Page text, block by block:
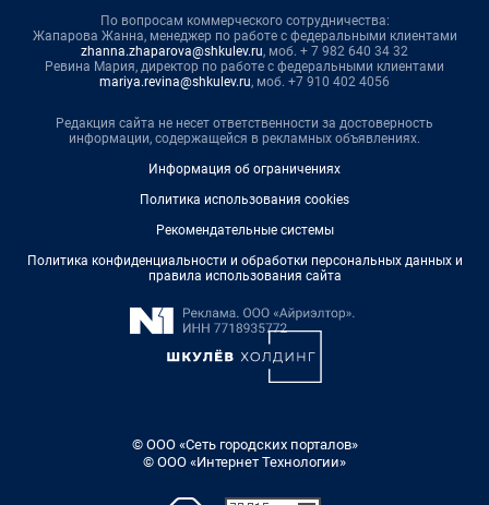
По вопросам коммерческого сотрудничества:
Жапарова Жанна, менеджер по работе с федеральными клиентами
zhanna.zhaparova@shkulev.ru, моб. + 7 982 640 34 32
Ревина Мария, директор по работе с федеральными клиентами
mariya.revina@shkulev.ru, моб. +7 910 402 4056
Редакция сайта не несет ответственности за достоверность
информации, содержащейся в рекламных объявлениях.
Информация об ограничениях
Политика использования cookies
Рекомендательные системы
Политика конфиденциальности и обработки персональных данных и
правила использования сайта
© ООО «Сеть городских порталов»
© ООО «Интернет Технологии»